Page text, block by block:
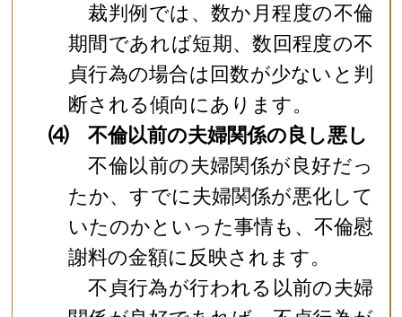
裁判例では、数か月程度の不倫
期間であれば短期、数回程度の不
貞行為の場合は回数が少ないと判
断される傾向にあります。
⑷ 不倫以前の夫婦関係の良し悪し
不倫以前の夫婦関係が良好だっ
たか、すでに夫婦関係が悪化して
いたのかといった事情も、不倫慰
謝料の金額に反映されます。
不貞行為が行われる以前の夫婦